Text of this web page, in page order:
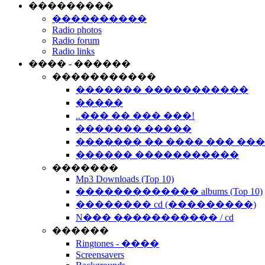
���������
����������
Radio photos
Radio forum
Radio links
���� - ������
�����������
������� �����������
�����
..��� �� ��� ���!
������� �����
������� �� ���� ���
������ �����������
�������
Mp3 Downloads (Top 10)
������������� albums (Top 10)
�������� cd (���������)
N��� ����������� / cd
������
Ringtones - ����
Screensavers